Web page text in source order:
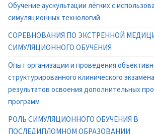
Обучение аускультации лёгких с
симуляционных технологий
СОРЕВНОВАНИЯ ПО ЭКСТРЕННОЙ
СИМУЛЯЦИОННОГО ОБУЧЕНИЯ
Опыт организации и проведения
структурированного клинического
результатов освоения дополнительных
программ
РОЛЬ СИМУЛЯЦИОННОГО ОБУЧЕНИЯ В
ПОСЛЕДИПЛОМНОМ ОБРАЗОВАНИИ